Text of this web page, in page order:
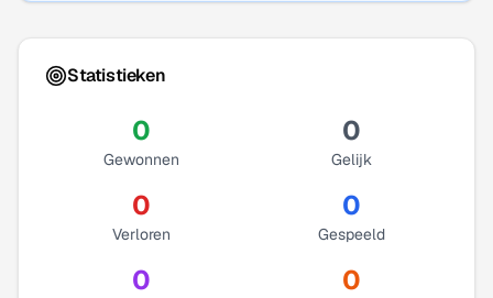
Statistieken
0
Gewonnen
0
Gelijk
0
Verloren
0
Gespeeld
0 0